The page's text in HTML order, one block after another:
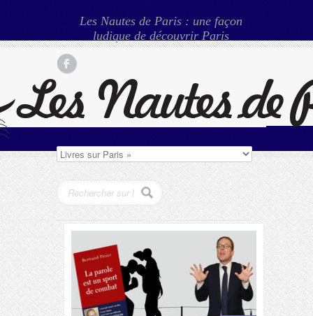
Les Nautes de Paris : une façon
ludique de découvrir Paris